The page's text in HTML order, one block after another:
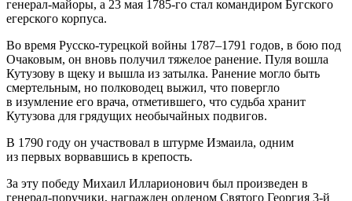
генерал-майоры, а 23 мая 1785-го стал командиром Бугского
егерского корпуса.
Во время Русско-турецкой войны 1787–1791 годов, в бою под
Очаковым, он вновь получил тяжелое ранение. Пуля вошла
Кутузову в щеку и вышла из затылка. Ранение могло быть
смертельным, но полководец выжил, что повергло
в изумление его врача, отметившего, что судьба хранит
Кутузова для грядущих необычайных подвигов.
В 1790 году он участвовал в штурме Измаила, одним
из первых ворвавшись в крепость.
За эту победу Михаил Илларионович был произведен в
генерал-поручики, награжден орденом Святого Георгия 3-й